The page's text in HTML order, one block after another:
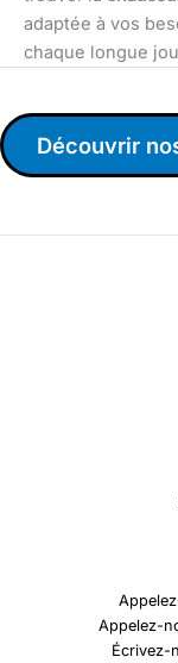
adaptée à vos
chaque longue
Découvrir
Appelez-
Écrivez-